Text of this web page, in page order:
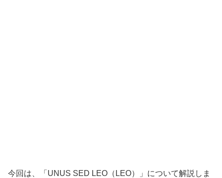
今回は、「UNUS SED LEO（LEO）」について解説しま